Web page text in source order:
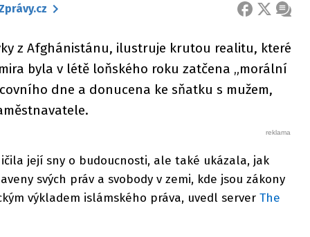
FACEBOOK
X
z Afghánistánu, ilustruje krutou realitu, které
byla v létě loňského roku zatčena „morální
dne a donucena ke sňatku s mužem,
její sny o budoucnosti, ale také ukázala, jak
svých práv a svobody v zemi, kde jsou zákony
výkladem islámského práva, uvedl server The